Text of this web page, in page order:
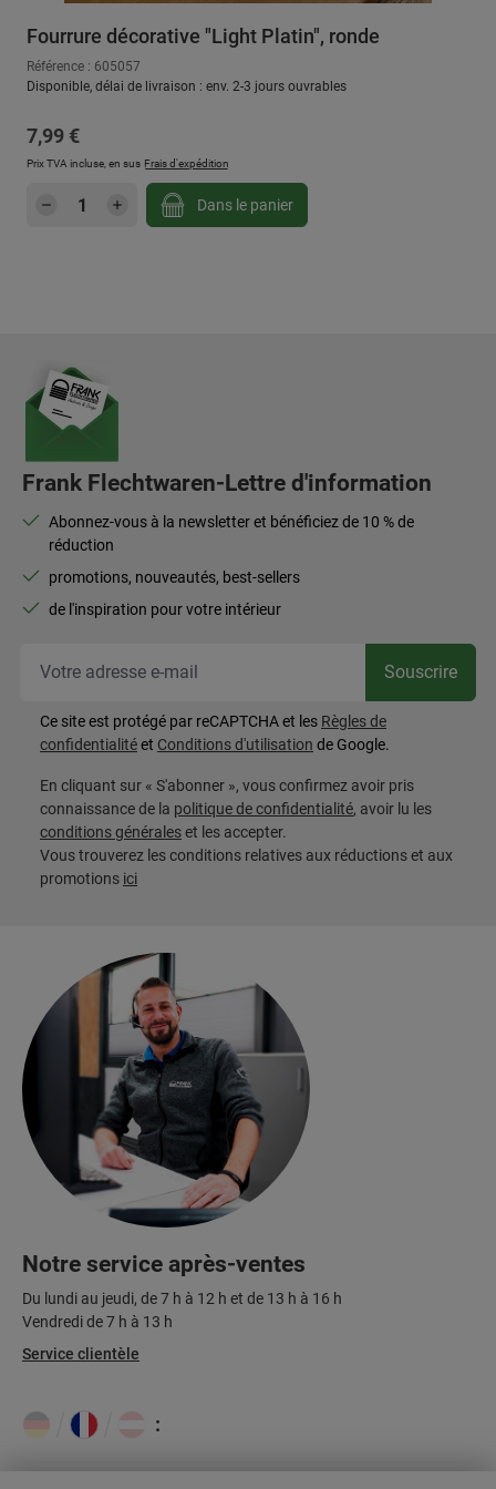
Fourrure décorative "Light Platin", ronde
Référence : 605057
Disponible, délai de livraison : env. 2-3 jours ouvrables
Prix régulier :
7,99 €
Prix TVA incluse, en sus Frais d'expédition
Quantité de produit : Entrez la quantité
Dans le panier
Frank Flechtwaren-Lettre d'information
Abonnez-vous à la newsletter et bénéficiez de 10 % de
réduction
promotions, nouveautés, best-sellers
de l'inspiration pour votre intérieur
Souscrire
Ce site est protégé par reCAPTCHA et les Règles de
confidentialitéet Conditions d'utilisation de Google.
En cliquant sur « S'abonner », vous confirmez avoir pris
connaissance de la politique de confidentialité, avoir lu les
conditions généraleset les accepter.
Vous trouverez les conditions relatives aux réductions et aux
promotions ici
Notre service après-ventes
Du lundi au jeudi, de 7 h à 12 h et de 13 h à 16 h
Vendredi de 7 h à 13 h
Service clientèle
: